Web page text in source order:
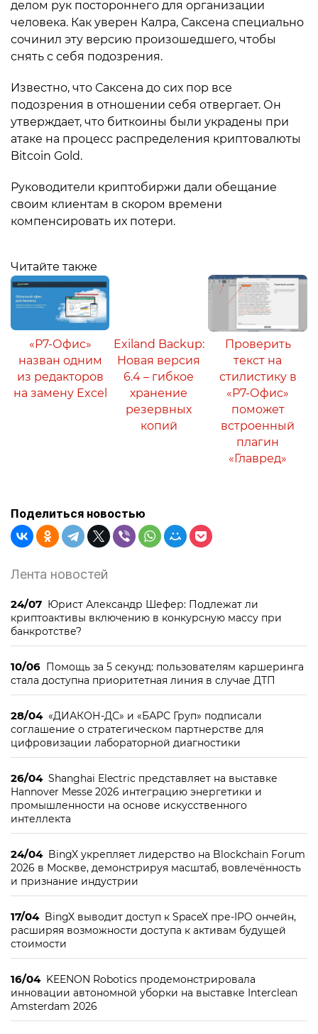
делом рук постороннего для организации
человека. Как уверен Калра, Саксена специально
сочинил эту версию произошедшего, чтобы
снять с себя подозрения.
Известно, что Саксена до сих пор все
подозрения в отношении себя отвергает. Он
утверждает, что биткоины были украдены при
атаке на процесс распределения криптовалюты
Bitcoin Gold.
Руководители криптобиржи дали обещание
своим клиентам в скором времени
компенсировать их потери.
Читайте также
«Р7-Офис»
назван одним
из редакторов
на замену Excel
Exiland Backup:
Новая версия
6.4 – гибкое
хранение
резервных
копий
Проверить
текст на
стилистику в
«Р7-Офис»
поможет
встроенный
плагин
«Главред»
Поделиться новостью
Лента новостей
24/07 Юрист Александр Шефер: Подлежат ли
криптоактивы включению в конкурсную массу при
банкротстве?
10/06 Помощь за 5 секунд: пользователям каршеринга
стала доступна приоритетная линия в случае ДТП
28/04 «ДИАКОН-ДС» и «БАРС Груп» подписали
соглашение о стратегическом партнерстве для
цифровизации лабораторной диагностики
26/04 Shanghai Electric представляет на выставке
Hannover Messe 2026 интеграцию энергетики и
промышленности на основе искусственного
интеллекта
24/04 BingX укрепляет лидерство на Blockchain Forum
2026 в Москве, демонстрируя масштаб, вовлечённость
и признание индустрии
17/04 BingX выводит доступ к SpaceX пре-IPO ончейн,
расширяя возможности доступа к активам будущей
стоимости
16/04 KEENON Robotics продемонстрировала
инновации автономной уборки на выставке Interclean
Amsterdam 2026